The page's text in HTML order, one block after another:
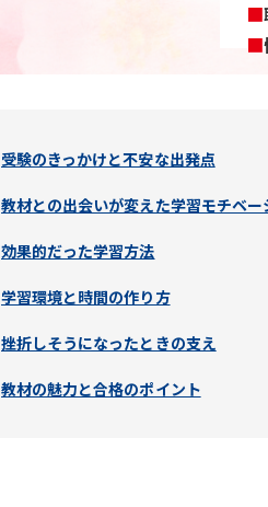
■
■
受験のきっかけと不安な出発点
教材との出会いが変えた学習モチベー
効果的だった学習方法
学習環境と時間の作り方
挫折しそうになったときの支え
教材の魅力と合格のポイント